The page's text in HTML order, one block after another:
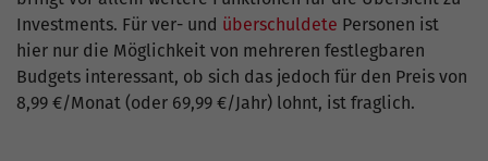
Investments. Für ver- und überschuldete Personen ist
hier nur die Möglichkeit von mehreren festlegbaren
Budgets interessant, ob sich das jedoch für den Preis von
8,99 €/Monat (oder 69,99 €/Jahr) lohnt, ist fraglich.